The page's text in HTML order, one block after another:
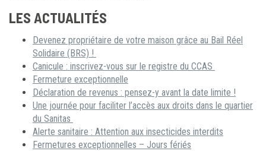
LES ACTUALITÉS
Devenez propriétaire de votre maison grâce au Bail Réel
Solidaire (BRS) !
Canicule : inscrivez-vous sur le registre du CCAS
Fermeture exceptionnelle
Déclaration de revenus : pensez-y avant la date limite !
Une journée pour faciliter l’accès aux droits dans le quartier
du Sanitas
Alerte sanitaire : Attention aux insecticides interdits
Fermetures exceptionnelles – Jours fériés